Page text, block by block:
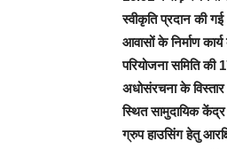
स्वीकृति प्रदान की
आवासों के निर्माण
परियोजना समिति
अधोसंरचना के
स्थित सामुदायिक
ग्रुप हाउसिंग हेतु